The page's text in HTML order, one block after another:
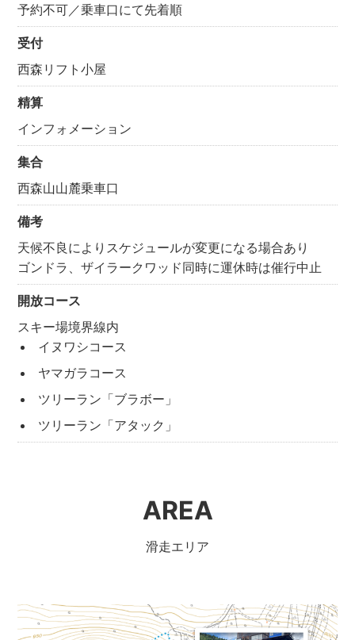
予約不可／乗車口にて先着順
受付
西森リフト小屋
精算
インフォメーション
集合
西森山山麓乗車口
備考
天候不良によりスケジュールが変更になる場合あり
ゴンドラ、ザイラークワッド同時に運休時は催行中止
開放コース
スキー場境界線内
イヌワシコース
ヤマガラコース
ツリーラン「ブラボー」
ツリーラン「アタック」
AREA
滑走エリア